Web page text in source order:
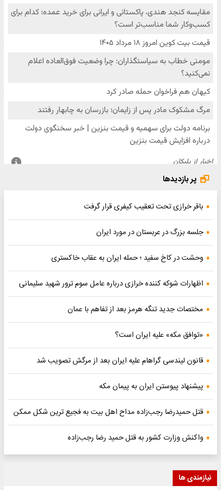
پر بازدیدها
باقر خرازی تحت تعقیب کیفری قرار گرفت
جلسه بزرگ در عربستان در مورد ایران
وحشت در کاخ سفید ؛ حمله ایران به عقاب خاکستری
اظهارات شوکه کننده خرازی درباره عامل سوم ترور شهید سلیمانی
مختصات جدید تنگه هرمز بعد از تفاهم با عمان
«توافق مکه» علیه ایران است؟
قانون لیندسی گراهام علیه ایران بعد از مرگش تصویب شد
پیشنهاد پیوستن ایران به پیمان مکه
قتل حمیدرضا رجب‌زاده مداح اهل بیت به فجیع ترین شکل ممکن
واکنش وزارت کشور به قتل حمید رضا رجب‌زاده
نیازمندی ها